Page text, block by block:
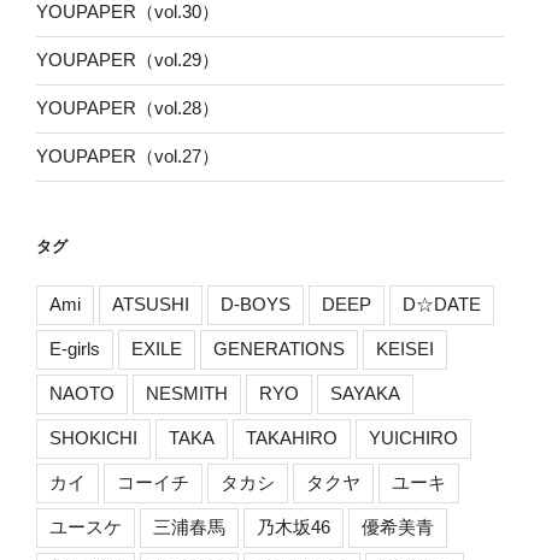
YOUPAPER（vol.30）
YOUPAPER（vol.29）
YOUPAPER（vol.28）
YOUPAPER（vol.27）
タグ
Ami ATSUSHI D-BOYS DEEP D☆DATE
E-girls EXILE GENERATIONS KEISEI
NAOTO NESMITH RYO SAYAKA
SHOKICHI TAKA TAKAHIRO YUICHIRO
カイ コーイチ タカシ タクヤ ユーキ
ユースケ 三浦春馬 乃木坂46 優希美青